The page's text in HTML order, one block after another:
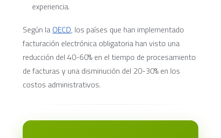
experiencia.
Según la OECD, los países que han implementado
facturación electrónica obligatoria han visto una
reducción del 40-60% en el tiempo de procesamiento
de facturas y una disminución del 20-30% en los
costos administrativos.